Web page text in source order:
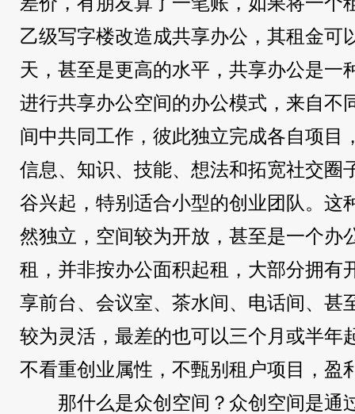
乙级写字楼改造成共享办公，其租金可
天，甚至是更高的水平，共享办公是一
进行共享办公空间的办公模式，来自不
间中共同工作，彼此独立完成各自项目
信息、知识、技能、想法和拓宽社交圈
谷兴起，特别适合小型的创业团队。这
然独立，空间较为开放，甚至是一个办
租，并非按办公面积起租，大部分拥有
享前台、会议室、茶水间、电话间、甚
较为灵活，最差的也可以三个月或半年
不看重创业属性，不甄别租户项目，盈
那什么是众创空间？众创空间是通